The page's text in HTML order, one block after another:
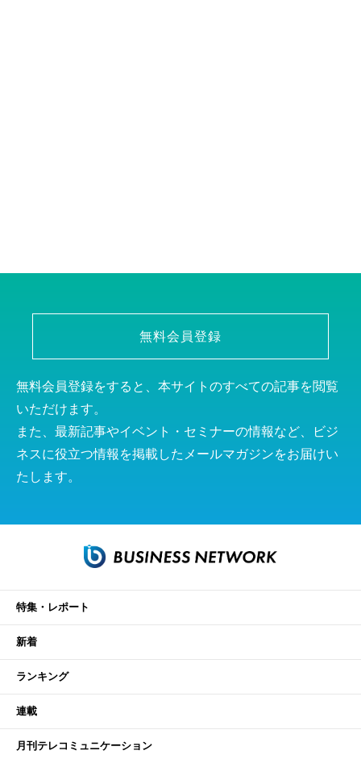
無料会員登録
無料会員登録をすると、本サイトのすべての記事を閲覧
いただけます。
また、最新記事やイベント・セミナーの情報など、ビジ
ネスに役立つ情報を掲載したメールマガジンをお届けい
たします。
特集・レポート
新着
ランキング
連載
月刊テレコミュニケーション